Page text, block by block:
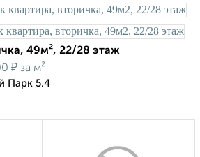
49м², 22/28 этаж
₽ за м²
Парк 5.4